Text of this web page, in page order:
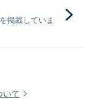
掲載していま
て